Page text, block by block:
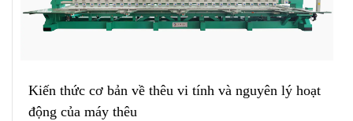
Kiến thức cơ bản về thêu vi tính và nguyên lý hoạt
động của máy thêu